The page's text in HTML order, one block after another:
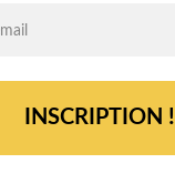
INSCRIPTION !